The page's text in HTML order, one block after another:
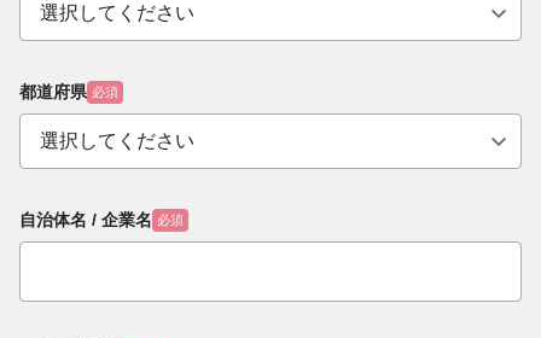
都道府県 必須
自治体名 / 企業名 必須